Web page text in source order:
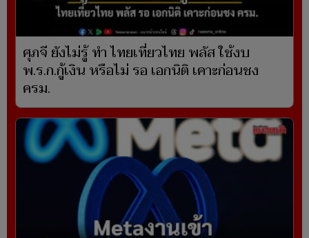
ศุภจี ยังไม่รู้ ทำ ไทยเที่ยวไทย พลัส ใช้งบ
พ.ร.ก.กู้เงิน หรือไม่ รอ เอกนิติ เคาะก่อนชง
ครม.